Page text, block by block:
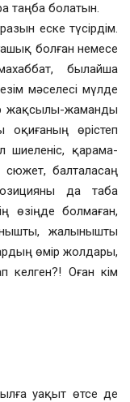
таңба болатын.
еске түсірдім.
болған немесе
былайша
мәселесі мүлде
жақсылы-жаманды
оқиғаның өрістеп
шиеленіс, қарама-
балталасаң
да таба
өзіңде болмаған,
жалынышты
өмір жолдары,
келген?! Оған кім
уақыт өтсе де